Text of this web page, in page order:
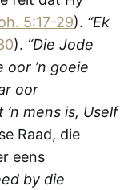
5:17-29). “Ek
). “Die Jode
’n goeie
oor
mens is, Uself
Raad, die
eens
by die